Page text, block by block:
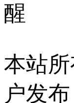
醒
本站
户发